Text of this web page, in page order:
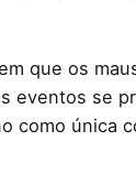
que os
eventos se
como única